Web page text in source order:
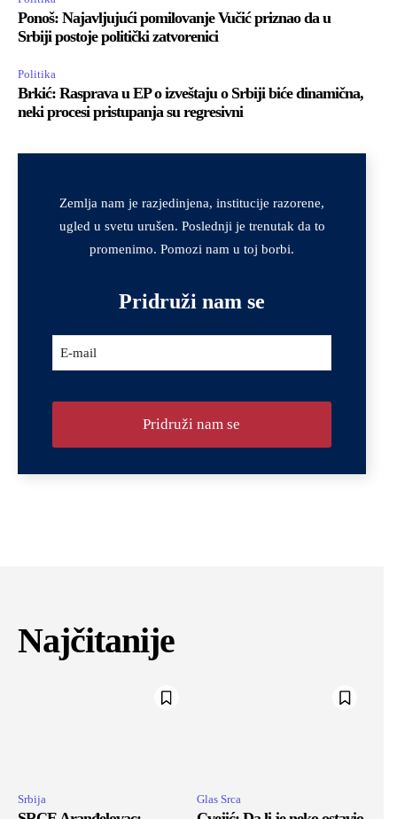
Ponoš: Najavljujući pomilovanje Vučić priznao da u
Srbiji postoje politički zatvorenici
Politika
Brkić: Rasprava u EP o izveštaju o Srbiji biće dinamična,
neki procesi pristupanja su regresivni
Zemlja nam je razjedinjena, institucije razorene,
ugled u svetu urušen. Poslednji je trenutak da to
promenimo. Pomozi nam u toj borbi.
Pridruži nam se
E-mail
Pridruži nam se
Najčitanije
Srbija Glas Srca